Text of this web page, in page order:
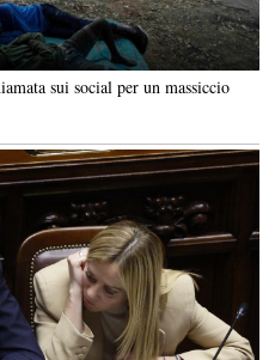
sui social per un massiccio